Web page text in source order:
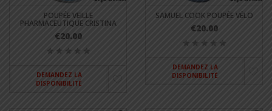
POUPÉE VEILLE
PHARMACEUTIQUE CRISTINA
€20.00
DEMANDEZ LA
DISPONIBILITÉ
SAMUEL COOK POUPÉE VÉLO
€20.00
DEMANDEZ LA
DISPONIBILITÉ